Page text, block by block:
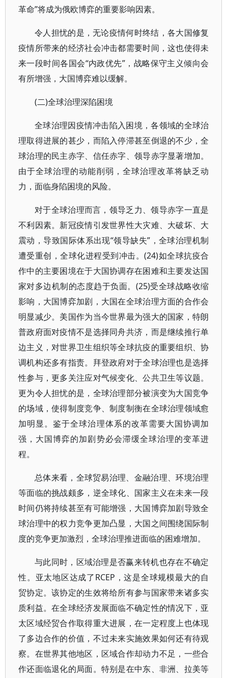
革命”将成为俄欧博弈的重要影响因素。
令人担忧的是，无论疫情何时终结，各大国修复
疫情所带来的经济社会冲击都需要时间，这也使得未
来一段时间各国会“内政优先”，战略保守主义倾向会
有所增强，大国博弈难以缓解。
(二)全球治理深陷困境
全球治理因疫情冲击陷入困境，各领域的全球治
理取得进展的甚少，而陷入停滞甚至倒退的不少，全
球治理的民主赤字、信任赤字、领导赤字显著增加。
由于全球治理的动能削弱，全球治理改革将缺乏动
力，面临身陷困境的风险。
对于全球治理而言，领导乏力、领导赤字一直是
不利因素。新冠疫情引发世界性大灾难、大破坏、大
震动，导致国际体系出现“领导缺失”，全球治理机制
遭受重创，全球化进程受到冲击。(24)如全球抗疫合
作中的主要困境在于大国协调存在困难和主要发达国
家对多边机制的态度趋于负面。(25)受全球战略收缩
影响，大国博弈加剧，大国在全球治理方面的合作会
明显减少。美国作为当今世界最为强大的国家，特朗
普政府面对疫情不是选择同舟共济，而是继续推行单
边主义，对世界卫生组织等全球抗疫的重要组织、协
调机构还多有指责。拜登政府对于全球治理也是选择
性参与，更多关注应对气候变化、公共卫生等议题。
更为令人担忧的是，全球治理部分被演变为大国竞争
的场域，使得制度竞争、制度制衡在全球治理领域愈
加明显。鉴于全球治理体系的改革需要大国协调加
强，大国博弈的加剧势必会滞缓全球治理的变革进
程。
总体来看，全球贸易治理、金融治理、环境治理
等面临的挑战颇多，逆全球化、国家主义在未来一段
时间仍将持续甚至有可能增强，大国博弈加剧导致全
球治理中的权力竞争更加凸显，大国之间围绕国际制
度的竞争更加激烈，全球治理推进面临的困难增加。
与此同时，区域治理是否赢来转机也存在不确定
性。亚太地区达成了RCEP，这是全球规模最大的自
贸协定。该协定的生效将给所有参与国家带来诸多实
质利益。在全球经济发展面临不确定性的情况下，亚
太区域经贸合作取得重大进展，在一定程度上也体现
了多边合作的价值，不过未来实施效果如何还有待观
察。在世界其他地区，区域合作却动力不足，一些合
作还面临退化的局面。特别是在中东、非洲、拉美等